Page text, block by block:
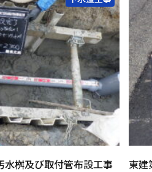
桝及び取付管布設工事 東